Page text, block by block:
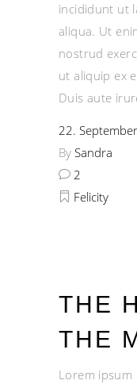
incididunt ut
aliqua. Ut
nostrud
ut aliquip ex
Duis aute
22.
By Sandra
2
Felicity
THE
THE
Lorem